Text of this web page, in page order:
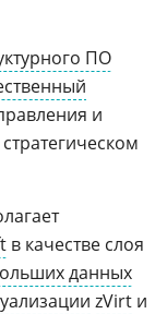
ПО
и
в качестве слоя
данных
zVirt и